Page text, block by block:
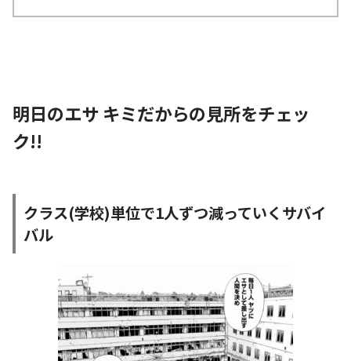
明日のエサ キミだからの見所をチェッ
ク!!
クラス(学校)単位で1人ずつ減っていくサバイ
バル